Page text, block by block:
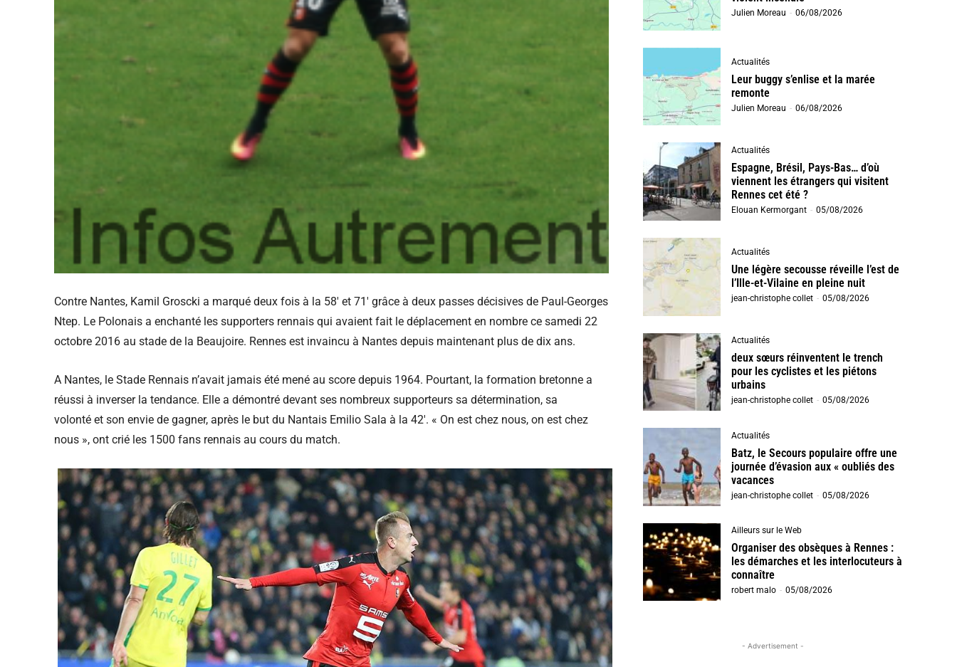
Contre Nantes, Kamil Groscki a marqué deux fois à la 58′ et 71′ grâce à deux passes décisives de Paul-Georges
Ntep. Le Polonais a enchanté les supporters rennais qui avaient fait le déplacement en nombre ce samedi 22
octobre 2016 au stade de la Beaujoire. Rennes est invaincu à Nantes depuis maintenant plus de dix ans.
A Nantes, le Stade Rennais n’avait jamais été mené au score depuis 1964. Pourtant, la formation bretonne a
réussi à inverser la tendance. Elle a démontré devant ses nombreux supporteurs sa détermination, sa
volonté et son envie de gagner, après le but du Nantais Emilio Sala à la 42′. « On est chez nous, on est chez
nous », ont crié les 1500 fans rennais au cours du match.
Julien Moreau - 06/08/2026
Actualités
Leur buggy s’enlise et la marée
remonte
Julien Moreau - 06/08/2026
Actualités
Espagne, Brésil, Pays-Bas… d’où
viennent les étrangers qui visitent
Rennes cet été ?
Elouan Kermorgant - 05/08/2026
Actualités
Une légère secousse réveille l’est de
l’Ille-et-Vilaine en pleine nuit
jean-christophe collet - 05/08/2026
Actualités
deux sœurs réinventent le trench
pour les cyclistes et les piétons
urbains
jean-christophe collet - 05/08/2026
Actualités
Batz, le Secours populaire offre une
journée d’évasion aux « oubliés des
vacances
jean-christophe collet - 05/08/2026
Ailleurs sur le Web
Organiser des obsèques à Rennes :
les démarches et les interlocuteurs à
connaître
robert malo - 05/08/2026
- Advertisement -